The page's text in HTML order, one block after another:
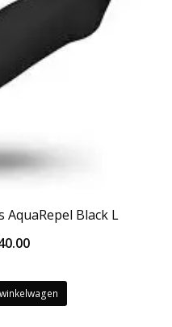
AquaRepel Black L
Huidige
is:
€40.00.